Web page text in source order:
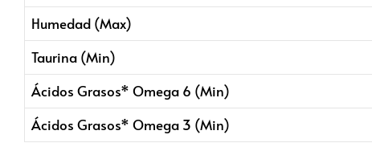
Humedad (Max)
Taurina (Min)
Ácidos Grasos* Omega 6 (Min)
Ácidos Grasos* Omega 3 (Min)